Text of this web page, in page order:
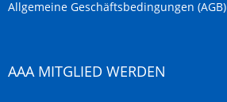
Allgemeine Geschäftsbedingungen (AGB)
AAA MITGLIED WERDEN